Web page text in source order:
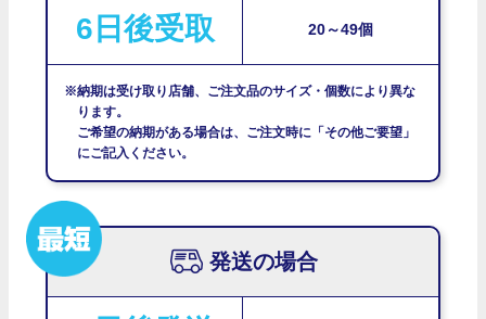
6日後受取 20～49個
※納期は受け取り店舗、ご注文品のサイズ・個数により異な
ります。
ご希望の納期がある場合は、ご注文時に「その他ご要望」
にご記入ください。
発送の場合